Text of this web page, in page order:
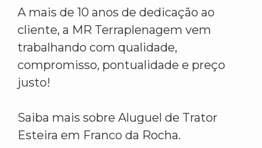
A mais de 10 anos de dedicação ao
cliente, a MR Terraplenagem vem
trabalhando com qualidade,
compromisso, pontualidade e preço
justo!
Saiba mais sobre Aluguel de Trator
Esteira em Franco da Rocha.